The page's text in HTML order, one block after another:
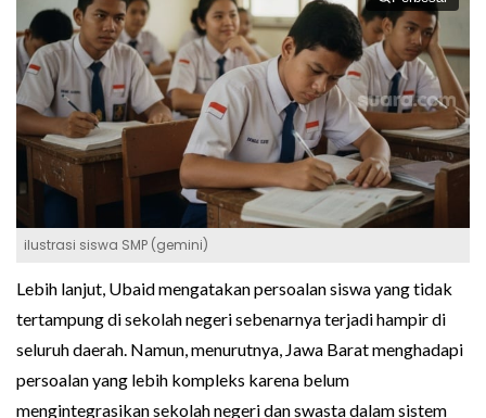
ilustrasi siswa SMP (gemini)
Lebih lanjut, Ubaid mengatakan persoalan siswa yang tidak
tertampung di sekolah negeri sebenarnya terjadi hampir di
seluruh daerah. Namun, menurutnya, Jawa Barat menghadapi
persoalan yang lebih kompleks karena belum
mengintegrasikan sekolah negeri dan swasta dalam sistem